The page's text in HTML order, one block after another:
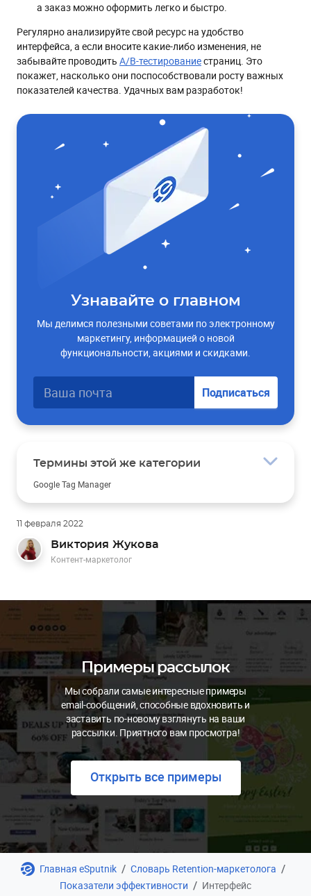
а заказ можно оформить легко и быстро.
Регулярно анализируйте свой ресурс на удобство
интерфейса, а если вносите какие-либо изменения, не
забывайте проводить A/B-тестированиестраниц. Это
покажет, насколько они поспособствовали росту важных
показателей качества. Удачных вам разработок!
Узнавайте о главном
Мы делимся полезными советами по электронному
маркетингу, информацией о новой
функциональности, акциями и скидками.
Подписаться
Термины этой же категории
Google Tag Manager
Рекламный бюджет
SWOT-анализ
11 февраля 2022
Виктория Жукова
Контент-маркетолог
Примеры рассылок
Мы собрали самые интересные примеры
email-сообщений, способные вдохновить и
заставить по-новому взглянуть на ваши
рассылки. Приятного вам просмотра!
Открыть все примеры
Главная eSputnik / Словарь Retention-маркетолога /
Показатели эффективности / Интерфейс